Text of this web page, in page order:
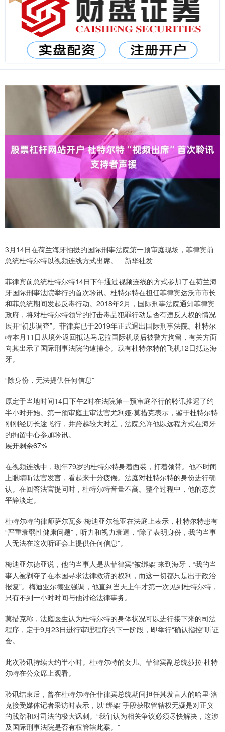
3月14日在荷兰海牙拍摄的国际刑事法院第一预审庭现场，菲律宾前
总统杜特尔特以视频连线方式出席。 新华社发
菲律宾前总统杜特尔特14日下午通过视频连线的方式参加了在荷兰海
牙国际刑事法院举行的首次聆讯。杜特尔特在担任菲律宾达沃市市长
和菲总统期间发起反毒行动。2018年2月，国际刑事法院通知菲律宾
政府，将对杜特尔特领导的打击毒品犯罪行动是否有违反人权的情况
展开“初步调查”。菲律宾已于2019年正式退出国际刑事法院。杜特尔
特本月11日从境外返回抵达马尼拉国际机场后被警方拘留，有关方面
向其出示了国际刑事法院的逮捕令。载有杜特尔特的飞机12日抵达海
牙。
“除身份，无法提供任何信息”
原定于当地时间14日下午2时在法院第一预审庭举行的聆讯推迟了约
半小时开始。第一预审庭主审法官尤利娅·莫措克表示，鉴于杜特尔特
刚刚经历长途飞行，并跨越较大时差，法院允许他以远程方式在海牙
的拘留中心参加聆讯。
展开剩余67%
在视频连线中，现年79岁的杜特尔特身着西装，打着领带。他不时闭
上眼睛听法官发言，看起来十分疲倦。法庭对杜特尔特的身份进行确
认。在回答法官提问时，杜特尔特音量不高。整个过程中，他的态度
平静淡定。
杜特尔特的律师萨尔瓦多·梅迪亚尔德亚在法庭上表示，杜特尔特患有
“严重衰弱性健康问题”，听力和视力衰退，“除了表明身份，我的当事
人无法在这次听证会上提供任何信息”。
梅迪亚尔德亚说，他的当事人是从菲律宾“被绑架”来到海牙，“我的当
事人被剥夺了在本国寻求法律救济的权利，而这一切都只是出于政治
报复”。梅迪亚尔德亚强调，他直到当天上午才第一次见到杜特尔特，
只有不到一小时时间与他讨论法律事务。
莫措克称，法庭医生认为杜特尔特的身体状况可以进行接下来的司法
程序，定于9月23日进行审理程序的下一阶段，即举行“确认指控”听证
会。
此次聆讯持续大约半小时。杜特尔特的女儿、菲律宾副总统莎拉·杜特
尔特在公众席上观看。
聆讯结束后，曾在杜特尔特任菲律宾总统期间担任其发言人的哈里·洛
克接受媒体记者采访时表示，以“绑架”手段获取管辖权无疑是对正义
的践踏和对司法的极大讽刺。“我们认为相关争议必须尽快解决，这涉
及国际刑事法院是否有权管辖此案。”